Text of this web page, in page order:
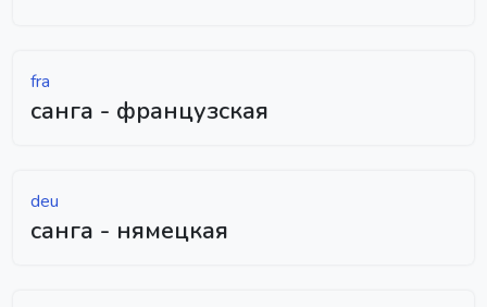
fra
санга - французская
deu
санга - нямецкая